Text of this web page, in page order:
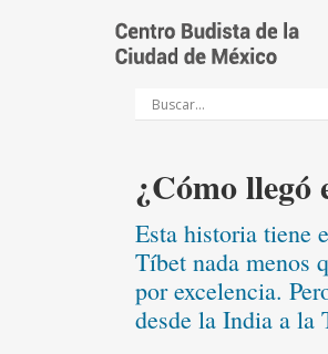
¿Cómo
Esta historia tiene
Tíbet nada menos
por excelencia.
desde la India a la